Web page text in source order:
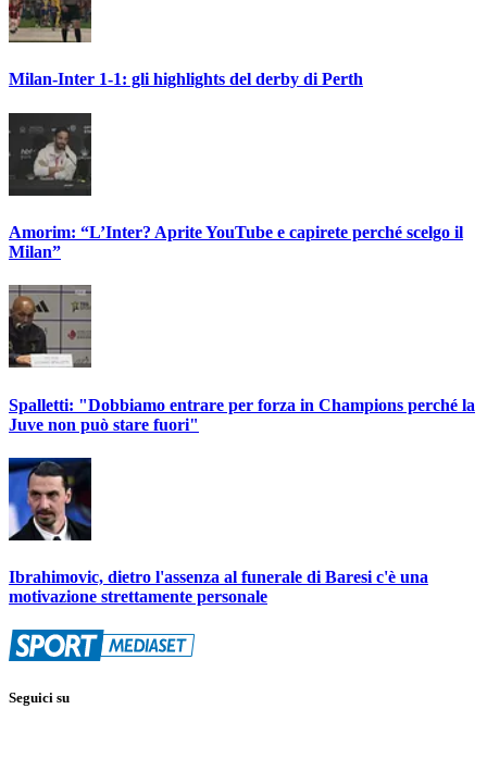
Milan-Inter 1-1: gli highlights del derby di Perth
Amorim: “L’Inter? Aprite YouTube e capirete perché scelgo il
Milan”
Spalletti: "Dobbiamo entrare per forza in Champions perché la
Juve non può stare fuori"
Ibrahimovic, dietro l'assenza al funerale di Baresi c'è una
motivazione strettamente personale
Seguici su